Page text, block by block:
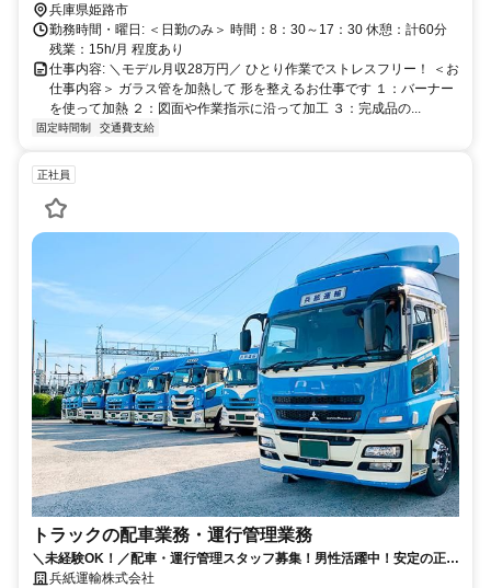
兵庫県姫路市
勤務時間・曜日: ＜日勤のみ＞ 時間：8：30～17：30 休憩：計60分
残業：15h/月 程度あり
仕事内容: ＼モデル月収28万円／ ひとり作業でストレスフリー！ ＜お
仕事内容＞ ガラス管を加熱して 形を整えるお仕事です １：バーナー
を使って加熱 ２：図面や作業指示に沿って加工 ３：完成品の...
固定時間制 交通費支給
正社員
トラックの配車業務・運行管理業務
＼未経験OK！／配車・運行管理スタッフ募集！男性活躍中！安定の正社
員！転勤なし！基本土日祝休み！
兵紙運輸株式会社